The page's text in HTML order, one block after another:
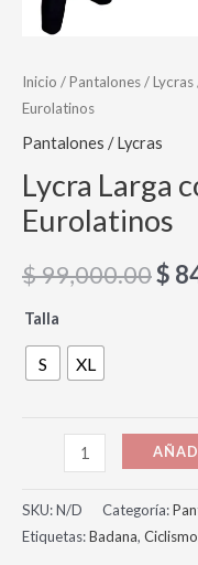
Inicio /Pantalones / Lycras
Eurolatinos
Pantalones / Lycras
Lycra Larga
Eurolatinos
$99,000.00$
Talla
S XL
SKU:N/D Categoría:
Etiquetas:Badana, Ciclismo